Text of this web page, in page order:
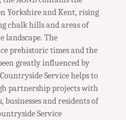
Yorkshire and Kent, rising
chalk hills and areas of
landscape. The
prehistoric times and the
greatly influenced by
Service helps to
partnership projects with
and residents of
Service